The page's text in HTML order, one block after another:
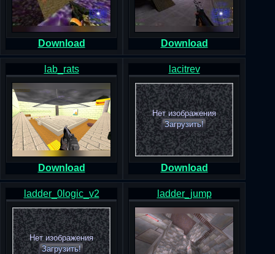
Download Download
lab_rats
Download
lacitrev
Нет изображения
Загрузить!
Download
ladder_0logic_v2
Нет изображения
Загрузить!
ladder_jump